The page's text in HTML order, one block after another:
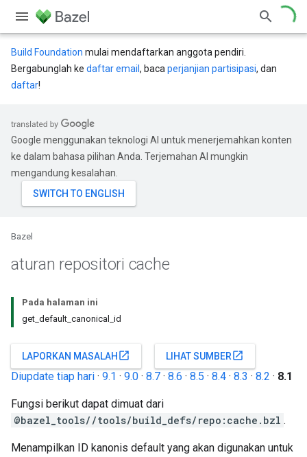
Build Foundation mulai mendaftarkan anggota pendiri.
Bergabunglah ke daftar email , baca perjanjian partisipasi, dan
daftar!
Google menggunakan teknologi AI untuk menerjemahkan konten
ke dalam bahasa pilihan Anda. Terjemahan AI mungkin
mengandung kesalahan.
Bazel
aturan repositori cache
Pada halaman ini
get_default_canonical_id
LAPORKAN MASALAH open_in_new LIHAT SUMBERopen_in_new
Diupdate tiap hari · 9.1 · 9.0 · 8.7 · 8.6 · 8.5 · 8.4 · 8.3 · 8.2 · 8.1
Fungsi berikut dapat dimuat dari
@bazel_tools//tools/build_defs/repo:cache.bzl .
Menampilkan ID kanonis default yang akan digunakan untuk